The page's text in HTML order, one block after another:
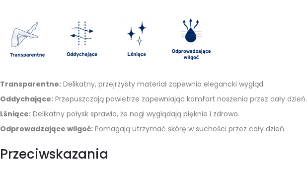
Transparentne:Delikatny, przejrzysty materiał zapewnia elegancki wygląd.
Oddychające:Przepuszczają powietrze zapewniając komfort noszenia przez cały dzień.
Lśniące:Delikatny połysk sprawia, że nogi wyglądają pięknie i zdrowo.
Odprowadzające wilgoć:Pomagają utrzymać skórę w suchości przez cały dzień.
Przeciwskazania